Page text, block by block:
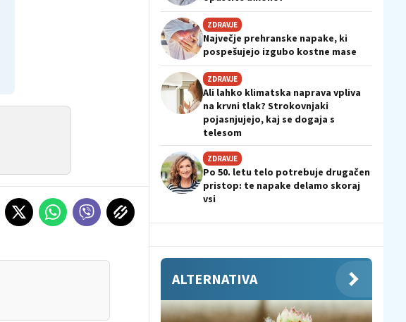
ZDRAVJE
Največje prehranske napake, ki
pospešujejo izgubo kostne mase
ZDRAVJE
Ali lahko klimatska naprava vpliva
na krvni tlak? Strokovnjaki
pojasnjujejo, kaj se dogaja s
telesom
ZDRAVJE
Po 50. letu telo potrebuje drugačen
pristop: te napake delamo skoraj
vsi
ALTERNATIVA